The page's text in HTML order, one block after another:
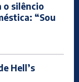
o silêncio
“Sou
Hell’s